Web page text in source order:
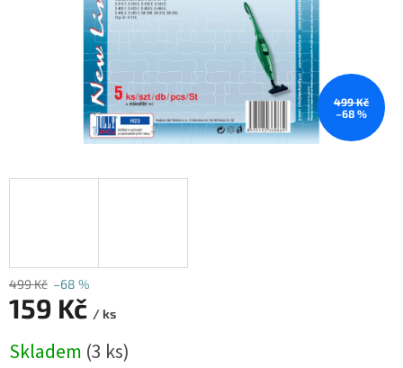
499 Kč
–68 %
499 Kč –68 %
159 Kč / ks
cena:
Skladem (3 ks)